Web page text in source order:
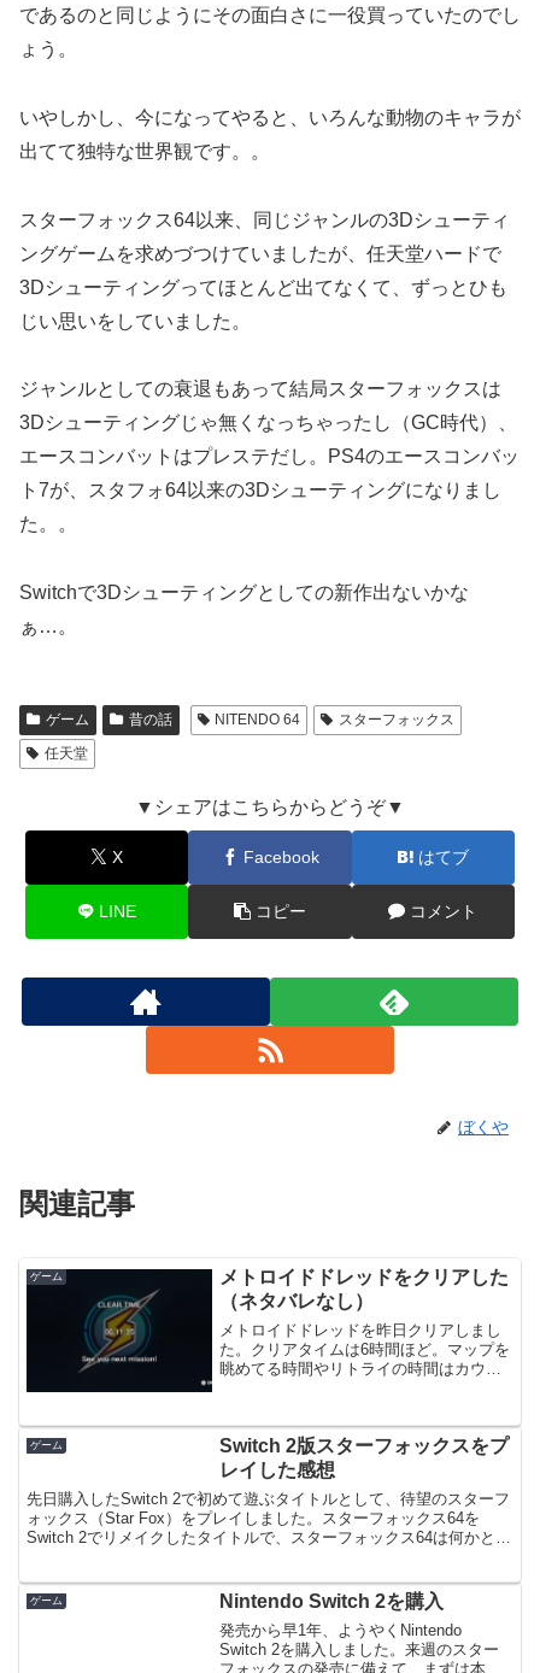
であるのと同じようにその面白さに一役買っていたのでし
ょう。
いやしかし、今になってやると、いろんな動物のキャラが
出てて独特な世界観です。。
スターフォックス64以来、同じジャンルの3Dシューティ
ングゲームを求めづつけていましたが、任天堂ハードで
3Dシューティングってほとんど出てなくて、ずっとひも
じい思いをしていました。
ジャンルとしての衰退もあって結局スターフォックスは
3Dシューティングじゃ無くなっちゃったし（GC時代）、
エースコンバットはプレステだし。PS4のエースコンバッ
ト7が、スタフォ64以来の3Dシューティングになりまし
た。。
Switchで3Dシューティングとしての新作出ないかな
ぁ…。
ゲーム 昔の話 NITENDO 64
スターフォックス
任天堂
▼シェアはこちらからどうぞ▼
X Facebook はてブ
LINE コピー コメント
ぼくや
関連記事
ゲーム
メトロイドドレッドをクリアした
（ネタバレなし）
メトロイドドレッドを昨日クリアしまし
た。クリアタイムは6時間ほど。マップを
眺めてる時間やリトライの時間はカウン
したので、約1週間のプレイですね。平日
は30〜1時間...
ゲーム
Switch 2版スターフォックスをプ
レイした感想
先日購入したSwitch 2で初めて遊ぶタイトルとして、待望のスターフ
ォックス（Star Fox）をプレイしました。スターフォックス64を
Switch 2でリメイクしたタイトルで、スターフォックス64は何かと思
ゲーム Nintendo Switch 2を購入
発売から早1年、ようやくNintendo
Switch 2を購入しました。来週のスター
フォックスの発売に備えて、まずは本体